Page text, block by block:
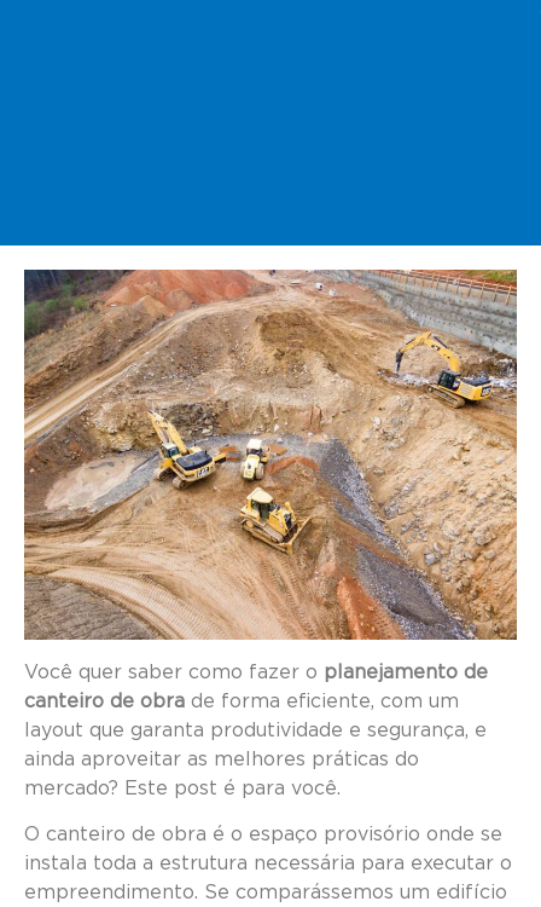
Você quer saber como fazer o planejamento de
canteiro de obra de forma eficiente, com um
layout que garanta produtividade e segurança, e
ainda aproveitar as melhores práticas do
mercado? Este post é para você.
O canteiro de obra é o espaço provisório onde se
instala toda a estrutura necessária para executar o
empreendimento. Se comparássemos um edifício